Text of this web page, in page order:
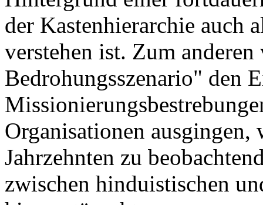
der Kastenhierarchie auch
verstehen ist. Zum
Bedrohungsszenario" den
Organisationen ausgingen,
Jahrzehnten zu
zwischen hinduistischen